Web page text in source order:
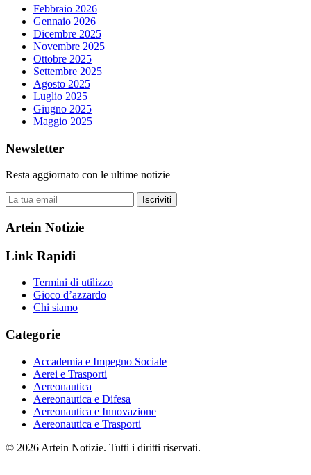
Febbraio 2026
Gennaio 2026
Dicembre 2025
Novembre 2025
Ottobre 2025
Settembre 2025
Agosto 2025
Luglio 2025
Giugno 2025
Maggio 2025
Newsletter
Resta aggiornato con le ultime notizie
Iscriviti
Artein Notizie
Link Rapidi
Termini di utilizzo
Gioco d’azzardo
Chi siamo
Categorie
Accademia e Impegno Sociale
Aerei e Trasporti
Aereonautica
Aereonautica e Difesa
Aereonautica e Innovazione
Aereonautica e Trasporti
© 2026 Artein Notizie. Tutti i diritti riservati.